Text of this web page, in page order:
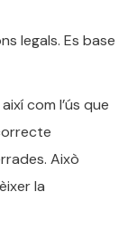
legals. Es base
com l’ús que
Això
la